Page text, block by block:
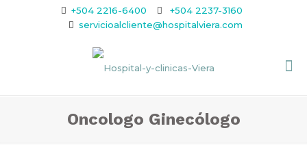
+504 2216-6400
+504 2237-3160
servicioalcliente@hospitalviera.com
Oncologo Ginecólogo